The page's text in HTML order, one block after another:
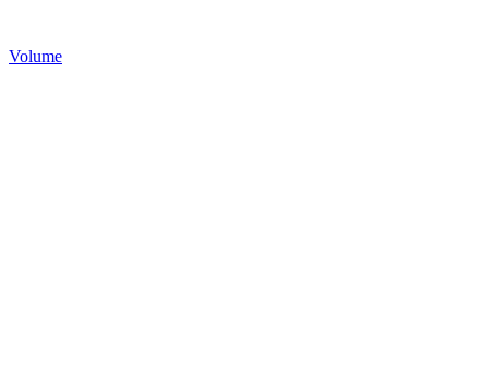
Volume